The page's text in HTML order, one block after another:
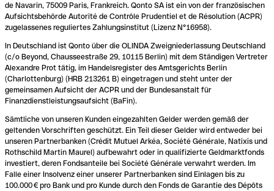
de Navarin, 75009 Paris, Frankreich. Qonto SA ist ein von der französischen
Aufsichtsbehörde Autorité de Contrôle Prudentiel et de Résolution (ACPR)
zugelassenes reguliertes Zahlungsinstitut (Lizenz N°16958).
In Deutschland ist Qonto über die OLINDA Zweigniederlassung Deutschland
(c/o Beyond, Chausseestraße 29, 10115 Berlin) mit dem Ständigen Vertreter
Alexandre Prot tätig, im Handelsregister des Amtsgerichts Berlin
(Charlottenburg) (HRB 213261 B) eingetragen und steht unter der
gemeinsamen Aufsicht der ACPR und der Bundesanstalt für
Finanzdienstleistungsaufsicht (BaFin).
Sämtliche von unseren Kunden eingezahlten Gelder werden gemäß der
geltenden Vorschriften geschützt. Ein Teil dieser Gelder wird entweder bei
unseren Partnerbanken (Crédit Mutuel Arkéa, Société Générale, Natixis und
Rothschild Martin Maurel) aufbewahrt oder in qualifizierte Geldmarktfonds
investiert, deren Fondsanteile bei Société Générale verwahrt werden. Im
Falle einer Insolvenz einer unserer Partnerbanken sind Einlagen bis zu
100.000 € pro Bank und pro Kunde durch den Fonds de Garantie des Dépôts